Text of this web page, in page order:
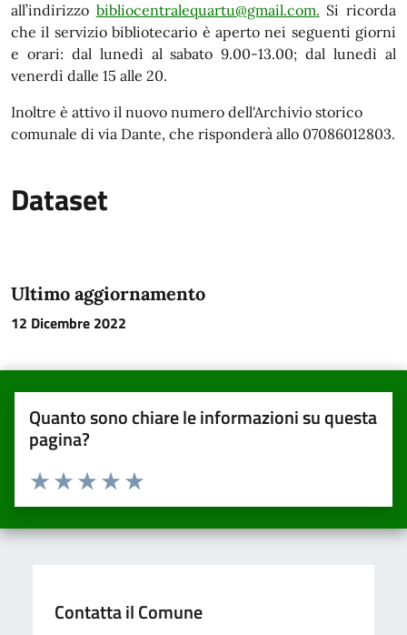
all’indirizzo bibliocentralequartu@gmail.com. Si ricorda
che il servizio bibliotecario è aperto nei seguenti giorni
e orari: dal lunedì al sabato 9.00-13.00; dal lunedì al
venerdì dalle 15 alle 20.
Inoltre è attivo il nuovo numero dell'Archivio storico
comunale di via Dante, che risponderà allo 07086012803.
Dataset
Ultimo aggiornamento
12 Dicembre 2022
Quanto sono chiare le informazioni su questa
pagina?
Valuta da 1 a 5 stelle la pagina
Valuta 5 stelle su 5
Valuta 4 stelle su 5
Valuta 3 stelle su 5
Valuta 2 stelle su 5
Valuta una stella su 5
Contatta il Comune